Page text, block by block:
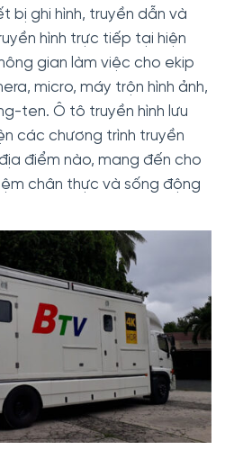
bị ghi hình, truyền dẫn và
hình trực tiếp tại hiện
gian làm việc cho ekip
micro, máy trộn hình ảnh,
ten. Ô tô truyền hình lưu
các chương trình truyền
điểm nào, mang đến cho
chân thực và sống động